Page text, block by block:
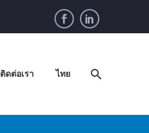
ติดต่อเรา ไทย